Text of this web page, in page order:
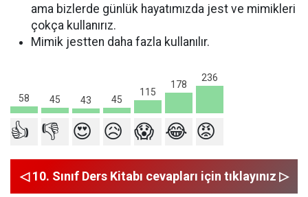
ama bizlerde günlük hayatımızda jest ve mimikleri
çokça kullanırız.
Mimik jestten daha fazla kullanılır.
58 45 43 45
115
178
236
👍 👎 😍 😥 😱 😂 😡
◁ 10. Sınıf Ders Kitabı cevapları için tıklayınız ▷